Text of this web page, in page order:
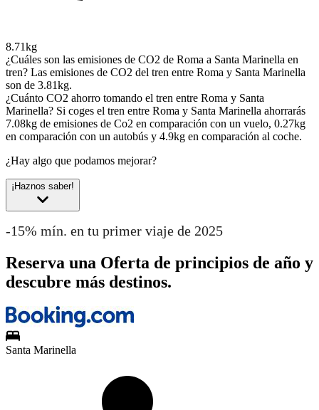
8.71kg
¿Cuáles son las emisiones de CO2 de Roma a Santa Marinella en
tren? Las emisiones de CO2 del tren entre Roma y Santa Marinella
son de 3.81kg.
¿Cuánto CO2 ahorro tomando el tren entre Roma y Santa
Marinella? Si coges el tren entre Roma y Santa Marinella ahorrarás
7.08kg de emisiones de Co2 en comparación con un vuelo, 0.27kg
en comparación con un autobús y 4.9kg en comparación al coche.
¿Hay algo que podamos mejorar?
¡Haznos saber!
-15% mín. en tu primer viaje de 2025
Reserva una Oferta de principios de año y
descubre más destinos.
Santa Marinella